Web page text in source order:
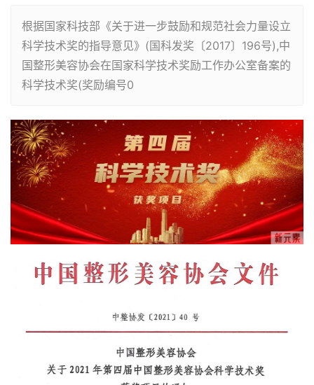
根据国家科技部《关于进一步鼓励和规范社会力量设立
科学技术奖的指导意见》(国科发奖〔2017〕196号),中
国整形美容协会在国家科学技术奖励工作办公室备案的
科学技术奖(奖励编号0